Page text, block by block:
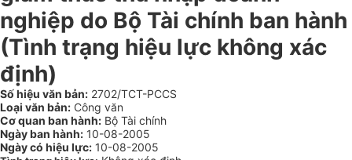
nghiệp do Bộ Tài chính ban hành
(Tình trạng hiệu lực không xác
định)
Số hiệu văn bản: 2702/TCT-PCCS
Loại văn bản: Công văn
Cơ quan ban hành: Bộ Tài chính
Ngày ban hành: 10-08-2005
Ngày có hiệu lực: 10-08-2005